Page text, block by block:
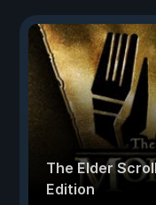
The Elder
Edition